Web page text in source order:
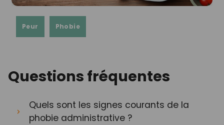
Peur Phobie
Questions fréquentes
Quels sont les signes courants de la
phobie administrative ?